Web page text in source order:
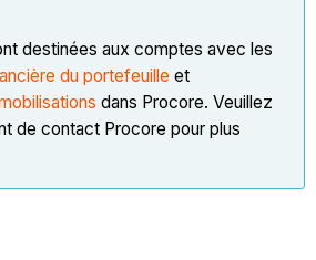
destinées aux comptes avec les
du portefeuille et
dans Procore. Veuillez
de contact Procore pour plus